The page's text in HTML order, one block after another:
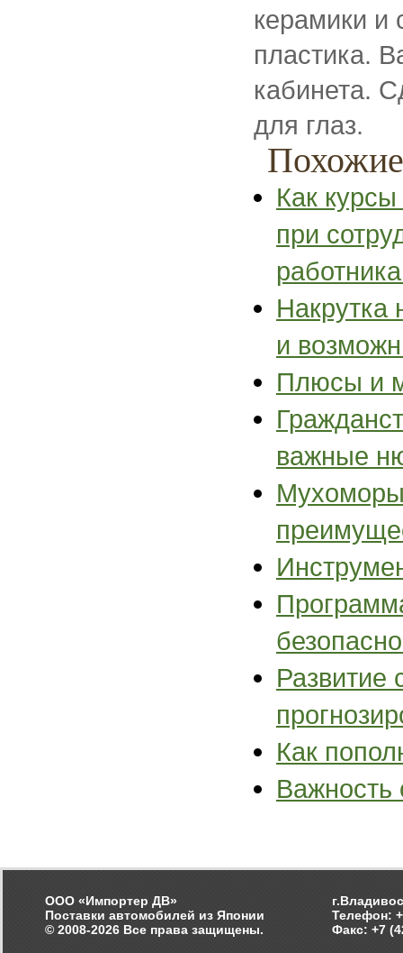
керамики и
пластика.
кабинета.
для глаз.
Как
при
и
Плюсы и
важные
Развитие
Как
Важность
ООО «Импортер ДВ»
Поставки автомобилей из Японии
© 2008-2026 Все права защищены.
Телефон:
Факс: +7